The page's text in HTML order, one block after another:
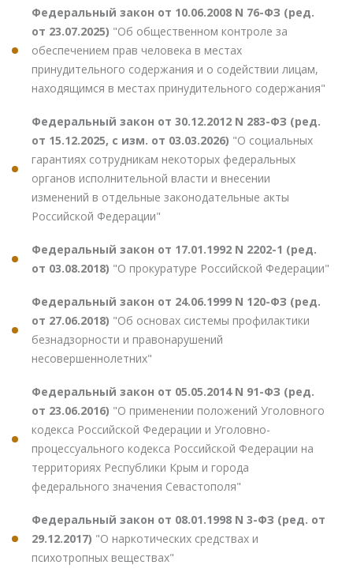
Федеральный закон от 10.06.2008 N 76-ФЗ (ред.
от 23.07.2025) "Об общественном контроле за
обеспечением прав человека в местах
принудительного содержания и о содействии лицам,
находящимся в местах принудительного содержания"
Федеральный закон от 30.12.2012 N 283-ФЗ (ред.
от 15.12.2025, с изм. от 03.03.2026) "О социальных
гарантиях сотрудникам некоторых федеральных
органов исполнительной власти и внесении
изменений в отдельные законодательные акты
Российской Федерации"
Федеральный закон от 17.01.1992 N 2202-1 (ред.
от 03.08.2018) "О прокуратуре Российской Федерации"
Федеральный закон от 24.06.1999 N 120-ФЗ (ред.
от 27.06.2018) "Об основах системы профилактики
безнадзорности и правонарушений
несовершеннолетних"
Федеральный закон от 05.05.2014 N 91-ФЗ (ред.
от 23.06.2016) "О применении положений Уголовного
кодекса Российской Федерации и Уголовно-
процессуального кодекса Российской Федерации на
территориях Республики Крым и города
федерального значения Севастополя"
Федеральный закон от 08.01.1998 N 3-ФЗ (ред. от
29.12.2017) "О наркотических средствах и
психотропных веществах"